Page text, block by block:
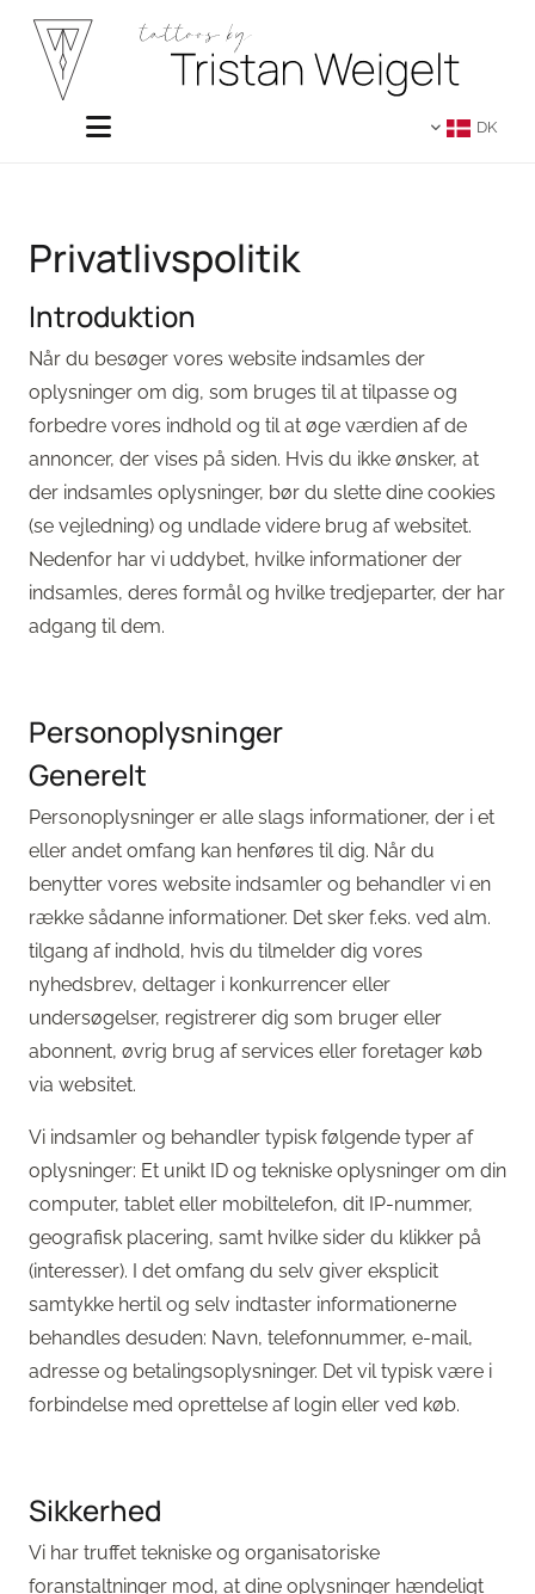
DK
Privatlivspolitik
Introduktion
Når du besøger vores website indsamles der
oplysninger om dig, som bruges til at tilpasse og
forbedre vores indhold og til at øge værdien af de
annoncer, der vises på siden. Hvis du ikke ønsker, at
der indsamles oplysninger, bør du slette dine cookies
(se vejledning) og undlade videre brug af websitet.
Nedenfor har vi uddybet, hvilke informationer der
indsamles, deres formål og hvilke tredjeparter, der har
adgang til dem.
Personoplysninger
Generelt
Personoplysninger er alle slags informationer, der i et
eller andet omfang kan henføres til dig. Når du
benytter vores website indsamler og behandler vi en
række sådanne informationer. Det sker f.eks. ved alm.
tilgang af indhold, hvis du tilmelder dig vores
nyhedsbrev, deltager i konkurrencer eller
undersøgelser, registrerer dig som bruger eller
abonnent, øvrig brug af services eller foretager køb
via websitet.
Vi indsamler og behandler typisk følgende typer af
oplysninger: Et unikt ID og tekniske oplysninger om din
computer, tablet eller mobiltelefon, dit IP-nummer,
geografisk placering, samt hvilke sider du klikker på
(interesser). I det omfang du selv giver eksplicit
samtykke hertil og selv indtaster informationerne
behandles desuden: Navn, telefonnummer, e-mail,
adresse og betalingsoplysninger. Det vil typisk være i
forbindelse med oprettelse af login eller ved køb.
Sikkerhed
Vi har truffet tekniske og organisatoriske
foranstaltninger mod, at dine oplysninger hændeligt